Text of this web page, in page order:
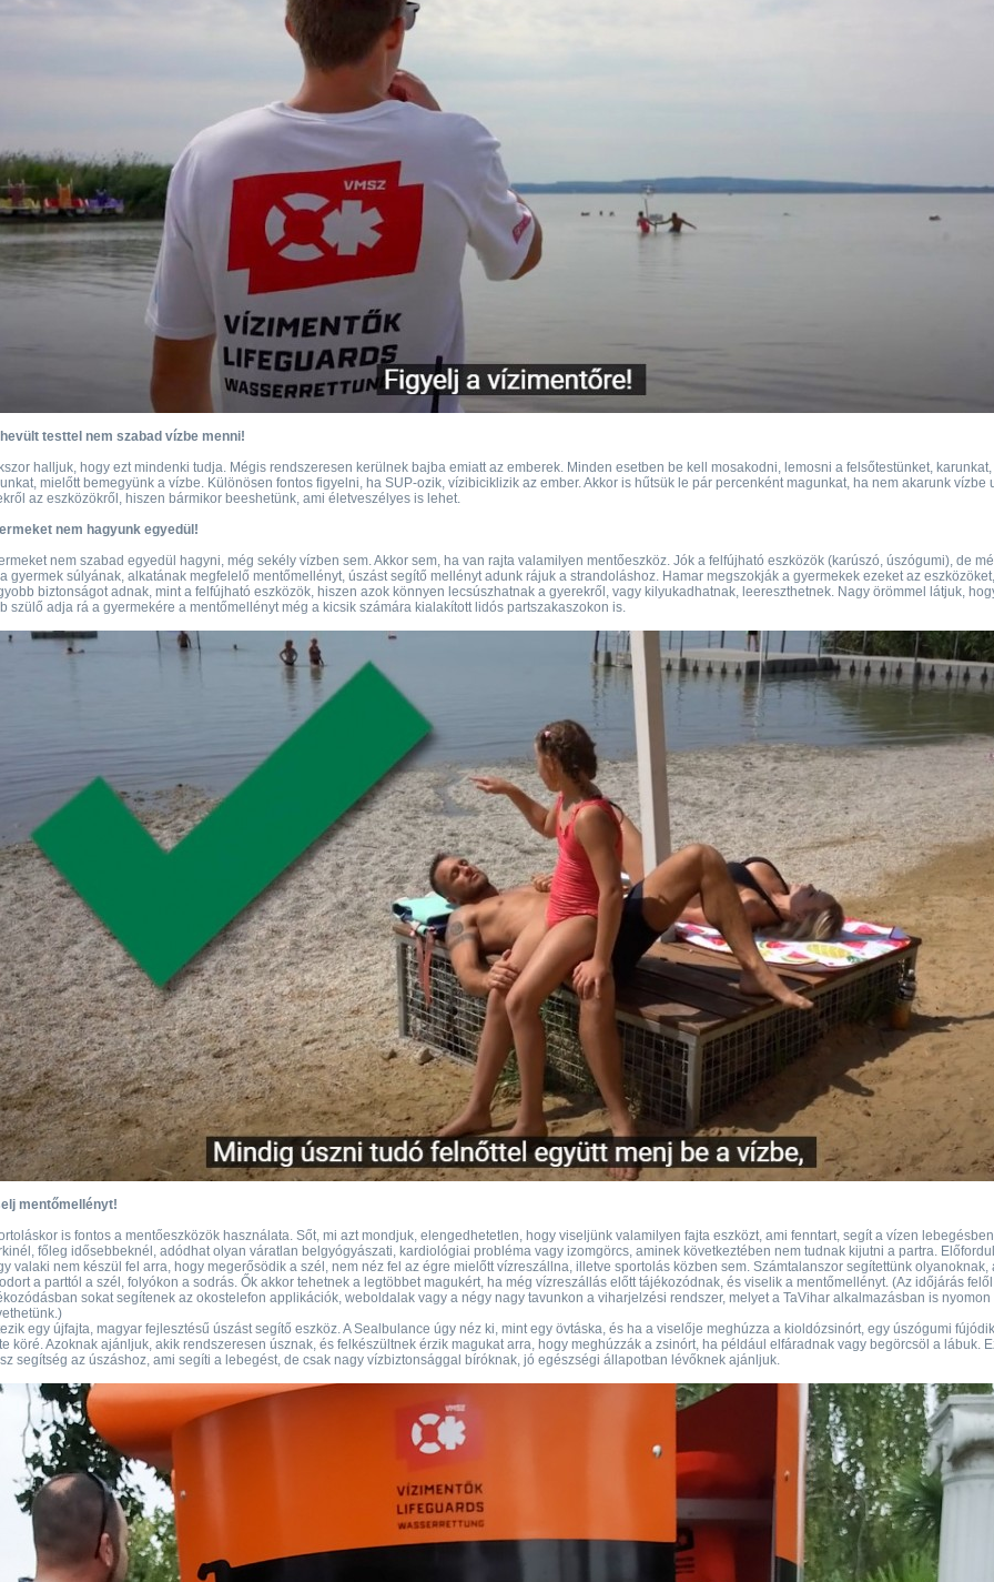
testtel nem szabad vízbe menni!
halljuk, hogy ezt mindenki tudja. Mégis rendszeresen kerülnek bajba emiatt az emberek. Minden esetben be kell mosakodni, lemosni a felsőtestünket, karunkat,
mielőtt bemegyünk a vízbe. Különösen fontos figyelni, ha SUP-ozik, vízibiciklizik az ember. Akkor is hűtsük le pár percenként magunkat, ha nem akarunk vízbe
az eszközökről, hiszen bármikor beeshetünk, ami életveszélyes is lehet.
nem hagyunk egyedül!
nem szabad egyedül hagyni, még sekély vízben sem. Akkor sem, ha van rajta valamilyen mentőeszköz. Jók a felfújható eszközök (karúszó, úszógumi), de
gyermek súlyának, alkatának megfelelő mentőmellényt, úszást segítő mellényt adunk rájuk a strandoláshoz. Hamar megszokják a gyermekek ezeket az
biztonságot adnak, mint a felfújható eszközök, hiszen azok könnyen lecsúszhatnak a gyerekről, vagy kilyukadhatnak, leereszthetnek. Nagy örömmel látjuk,
szülő adja rá a gyermekére a mentőmellényt még a kicsik számára kialakított lidós partszakaszokon is.
mentőmellényt!
is fontos a mentőeszközök használata. Sőt, mi azt mondjuk, elengedhetetlen, hogy viseljünk valamilyen fajta eszközt, ami fenntart, segít a vízen
főleg idősebbeknél, adódhat olyan váratlan belgyógyászati, kardiológiai probléma vagy izomgörcs, aminek következtében nem tudnak kijutni a partra.
valaki nem készül fel arra, hogy megerősödik a szél, nem néz fel az égre mielőtt vízreszállna, illetve sportolás közben sem. Számtalanszor segítettünk olyanoknak,
a parttól a szél, folyókon a sodrás. Ők akkor tehetnek a legtöbbet magukért, ha még vízreszállás előtt tájékozódnak, és viselik a mentőmellényt. (Az időjárás
sokat segítenek az okostelefon applikációk, weboldalak vagy a négy nagy tavunkon a viharjelzési rendszer, melyet a TaVihar alkalmazásban is nyomon
egy újfajta, magyar fejlesztésű úszást segítő eszköz. A Sealbulance úgy néz ki, mint egy övtáska, és ha a viselője meghúzza a kioldózsinórt, egy úszógumi
köré. Azoknak ajánljuk, akik rendszeresen úsznak, és felkészültnek érzik magukat arra, hogy meghúzzák a zsinórt, ha például elfáradnak vagy begörcsöl a lábuk.
segítség az úszáshoz, ami segíti a lebegést, de csak nagy vízbiztonsággal bíróknak, jó egészségi állapotban lévőknek ajánljuk.